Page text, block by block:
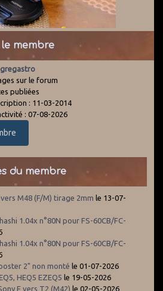
membre
gregastro
sur le forum
publiées
: 11-03-2014
: 07-08-2026
du membre
M48 (F/M) tirage 2mm le 13-07-
1.04x n°80N pour FS-60CB/FC-
1.04x n°80N pour FS-60CB/FC-
2" non monté le 01-07-2026
HEQ5 EZEQ5 le 19-05-2026
E vers T2 (M42) le 02-05-2026